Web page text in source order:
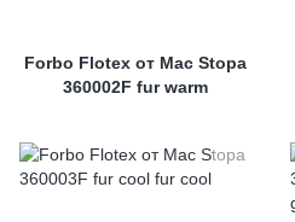
Forbo Flotex от Mac Stopa
360002F fur warm